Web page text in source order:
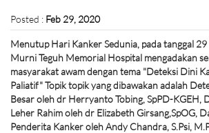
Posted : Feb 29, 2020
Menutup Hari Kanker Sedunia, pada tanggal
Murni Teguh Memorial Hospital mengadakan
masyarakat awam dengan tema "Deteksi Dini
Paliatif" Topik topik yang dibawakan adalah
Besar oleh dr Herryanto Tobing, SpPD-KGEH,
Leher Rahim oleh dr Elizabeth Girsang,SpOG,
Penderita Kanker oleh Andy Chandra, S.Psi,